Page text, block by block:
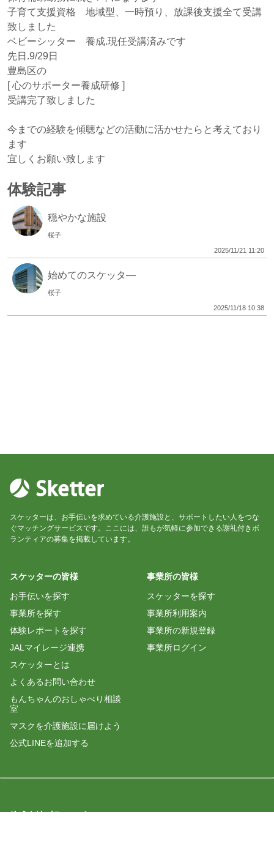
子育て支援資格 地域型、一時預り、放課後支援全て受講
致しました
ベビーシッター 養成.現任受講済みです
先日.9/29日
豊島区の
[ 心のサポーター養成研修 ]
受講完了致しました
今までの経験を傾聴などの活動に活かせたらと考えており
ます
宜しくお願い致します
体験記事
穏やかな施設
桜子
2025/11/21 11:20
始めてのスケッタ―
桜子
2025/11/18 10:38
スケッターは、お手伝いを求めている介護施設と、サポートしたい人をつな
ぐマッチングサービスです。ここには、誰もが気軽に参加できる謝礼付きボ
ランティアの募集を掲載しています。
スケッターの皆様
お手伝いを探す
事業所を探す
体験レポートを探す
JALマイレージ連携
スケッターとは
よくあるお問い合わせ
もんちゃんのおしゃべり相談
室
マスクを介護施設に届けよう
公式LINEを追加する
事業所の皆様
スケッターを探す
事業所利用案内
事業所の新規登録
事業所ログイン
株式会社プラスロボ